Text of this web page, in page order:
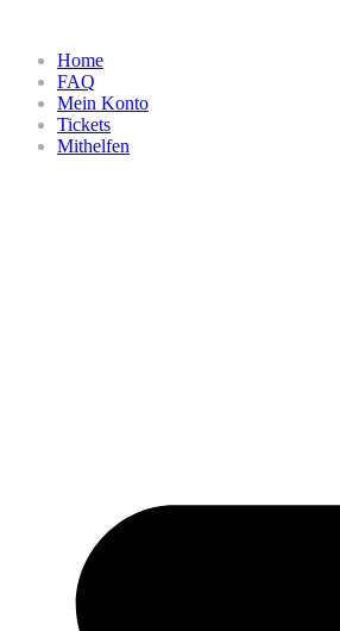
Home
FAQ
Mein Konto
Tickets
Mithelfen